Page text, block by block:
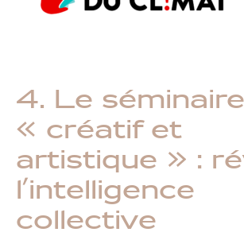
4. Le séminaire
« créatif et
artistique » :
l’intelligence
collective